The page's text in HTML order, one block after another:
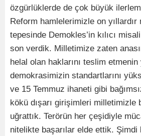
özgürlüklerde de çok büyük
Reform hamlelerimizle on
tepesinde Demokles’in kılıcı
son verdik. Milletimize zaten
helal olan haklarını teslim etmenin
demokrasimizin standartlarını
ve 15 Temmuz ihaneti gibi
kökü dışarı girişimleri milletimizle
uğrattık. Terörün her çeşidiyle
nitelikte başarılar elde ettik. Şimdi